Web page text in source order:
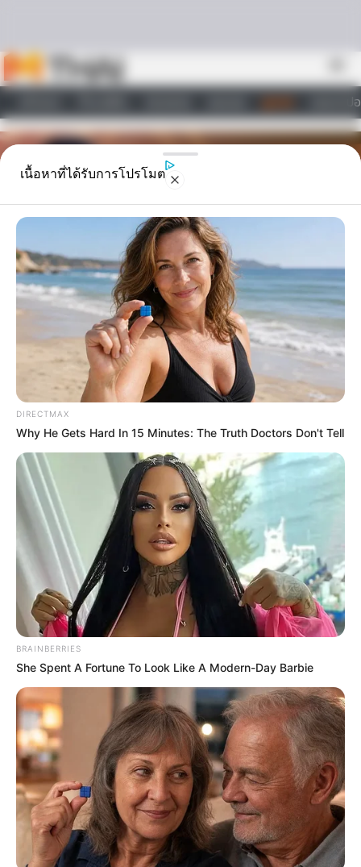
วอลเปเ
ไลฟ์สไตล์
ดูดวงรายวัน
ดูดวงรายวัน ประจำวันเสาร์
ที่ 20 กรกฎาคม 2562
โดย อ.แก้วตา คุยดวง
ดูดวงรายวัน ตามวันเกิด ไม่ว่าจะเป็น ดวงการงาน ดวงการเงิน และ
ดวงความรัก ครบจบในที่เดียว เช็กดวงตอนเช้า ก่อนใคร! จะได้รับมือ
กับวันนั้นๆ ได้ทัน
Home/ดูดวงรายวัน/ ดูดวงรายวัน ประจำวันเสาร์ที่ 20 กรกฎาคม 2562
โดย อ.แก้วตา คุยดวง
ดูดวงรายวัน
19 ก.ค. 2019
แบ่งปัน
ดูดวงรายวัน
เนื้อหาที่ได้รับการโปรโมต
DIRECTMAX
Why He Gets Hard In 15 Minutes: The Truth Doctors Don't Tell
BRAINBERRIES
She Spent A Fortune To Look Like A Modern-Day Barbie